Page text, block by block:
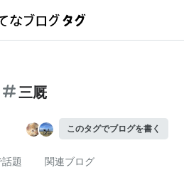
三厩
このタグでブログを書く
題 関連ブログ